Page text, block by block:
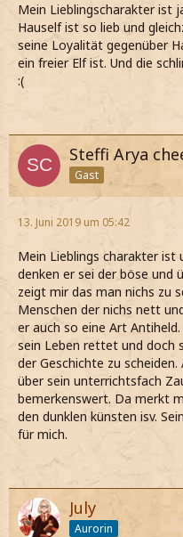
Mein Lieblingscharakter ist
Hauself ist so lieb und
seine Loyalität gegenüber
ein freier Elf ist. Und die
:(
Steffi Arya
Gast
13. Juni 2019 um 05:42
Mein Lieblings charakter ist
denken er sei der böse und
zeigt mir das man nichs zu
Menschen der nichs nett
er auch so eine Art
sein Leben rettet und doch
der Geschichte zu
über sein unterrichtsfach
bemerkenswert. Da merkt
den dunklen künsten isv.
für mich.
July
Aurorin